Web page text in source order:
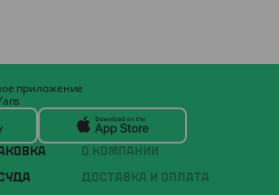
О КОМПАНИИ
ДОСТАВКА И ОПЛАТА
приложение